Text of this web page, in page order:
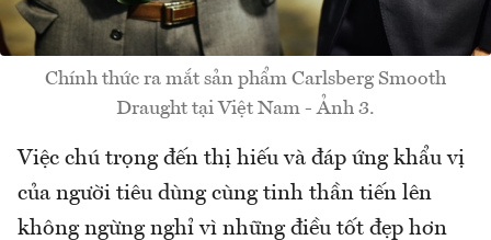
Chính thức ra mắt sản phẩm Carlsberg Smooth
Draught tại Việt Nam - Ảnh 3.
Việc chú trọng đến thị hiếu và đáp ứng khẩu vị
của người tiêu dùng cùng tinh thần tiến lên
không ngừng nghỉ vì những điều tốt đẹp hơn